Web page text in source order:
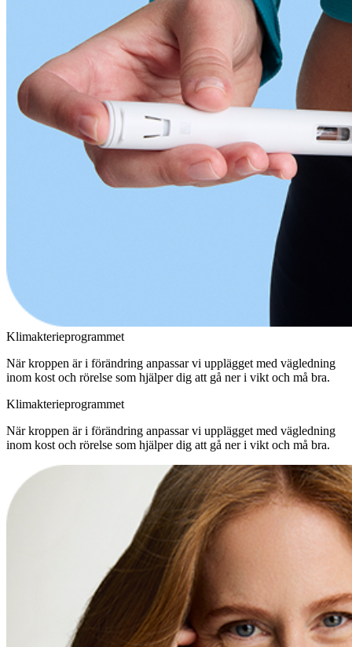
Klimakterieprogrammet
När kroppen är i förändring anpassar vi upplägget med vägledning
inom kost och rörelse som hjälper dig att gå ner i vikt och må bra.
Klimakterieprogrammet
När kroppen är i förändring anpassar vi upplägget med vägledning
inom kost och rörelse som hjälper dig att gå ner i vikt och må bra.